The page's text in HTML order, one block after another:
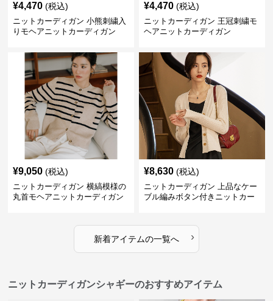
¥4,470 (税込)
ニットカーディガン 小熊刺繍入
りモヘアニットカーディガン
¥4,470 (税込)
ニットカーディガン 王冠刺繍モ
ヘアニットカーディガン
¥9,050 (税込)
ニットカーディガン 横縞模様の
丸首モヘアニットカーディガン
¥8,630 (税込)
ニットカーディガン 上品なケー
ブル編みボタン付きニットカー
新着アイテムの一覧へ ›
ニットカーディガンシャギーのおすすめアイテム